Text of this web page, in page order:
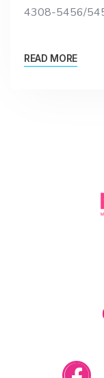
4308-5456/
READ MORE